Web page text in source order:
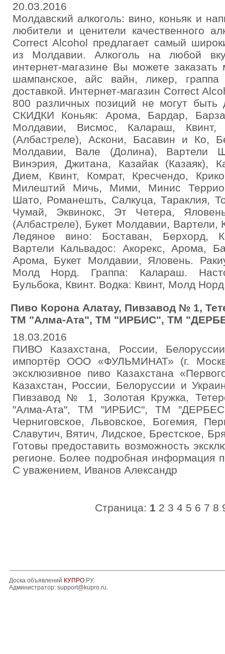
20.03.2016
Молдавский алкоголь: вино, коньяк и
любители и ценители качественного
Correct Alcohol предлагает самый
из Молдавии. Алкоголь на любой
интернет-магазине Вы можете заказать
шампанское, айс вайн, ликер,
доставкой. Интернет-магазин Correct
800 различных позиций не могут
СКИДКИ Коньяк: Арома, Бардар,
Молдавии, Висмос, Калараш, Квинт,
(Албастреле), Аскони, Басавин и Ко,
Молдавии, Вале (Долина), Вартели
Винэрия, Джитана, Казайак (Казаяк),
Дием, Квинт, Комрат, Кресчендо,
Милештий Мичь, Мими, Минис
Шато, Романешть, Салкуца, Тараклия,
Чумай, Эквинокс, Эт Четера,
(Албастреле), Букет Молдавии,
Ледяное вино: Боставан, Берхорд,
Вартели Кальвадос: Акорекс, Арома,
Арома, Букет Молдавии, Яловень.
Молд Норд. Граппа: Калараш.
Бульбока, Квинт. Водка: Квинт, Молд
Пиво Корона Алатау, Пивзавод № 1,
ТМ "Алма-Ата", ТМ "ИРБИС", ТМ
18.03.2016
ПИВО Казахстана, России,
импортёр ООО «ФУЛЬМИНАТ» (г.
эксклюзивное пиво Казахстана
Казахстан, России, Белоруссии и
Пивзавод № 1, Золотая Кружка,
"Алма-Ата", ТМ "ИРБИС", ТМ
Черниговское, Львовское, Богемия,
Славутич, Вятич, Лидское, Брестское,
Готовы предоставить возможность
регионе. Более подробная информация
С уважением, Иванов Александр
Страница: 1 2 3 4 5 6 7 8
Доска объявлений КУПРО.РУ.
Администратор: support@kupro.ru.